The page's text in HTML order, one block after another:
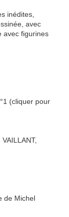
inédites,
avec
avec figurines
(cliquer pour
de Michel